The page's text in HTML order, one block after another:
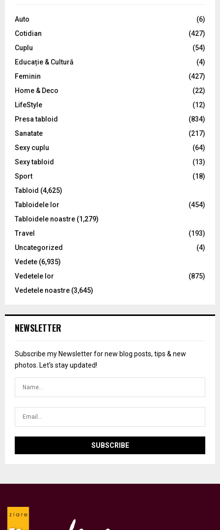
o
:
C
Auto
(6)
Cotidian
(427)
Cuplu
(54)
Educație & Cultură
(4)
Feminin
(427)
Home & Deco
(22)
LifeStyle
(12)
Presa tabloid
(834)
Sanatate
(217)
Sexy cuplu
(64)
Sexy tabloid
(13)
Sport
(18)
Tabloid (4,625)
Tabloidele lor
(454)
Tabloidele noastre (1,279)
Travel
(193)
Uncategorized
(4)
Vedete (6,935)
Vedetele lor
(875)
Vedetele noastre (3,645)
NEWSLETTER
Subscribe my Newsletter for new blog posts, tips & new
photos. Let's stay updated!